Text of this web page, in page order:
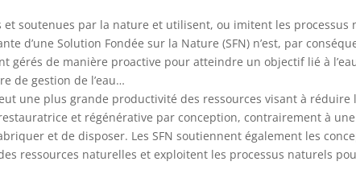
et soutenues par la nature et utilisent, ou imitent les
d’une Solution Fondée sur la Nature (SFN) n’est, par
gérés de manière proactive pour atteindre un objectif lié à
de gestion de l’eau…
une plus grande productivité des ressources visant à
et régénérative par conception, contrairement à
et de disposer. Les SFN soutiennent également les
ressources naturelles et exploitent les processus naturels